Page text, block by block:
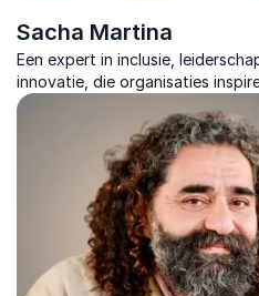
Sacha Martina
Een expert in inclusie,
innovatie, die organisaties
met vernieuwende inzichten en
praktische strategieën.